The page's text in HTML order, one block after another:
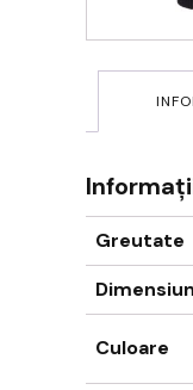
Greutate
Culoare